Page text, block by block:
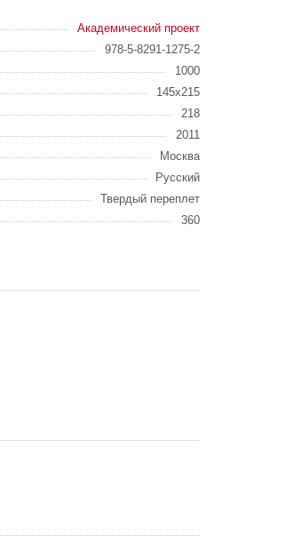
Академический проект
978-5-8291-1275-2
1000
145x215
218
2011
Москва
Русский
Твердый переплет
360